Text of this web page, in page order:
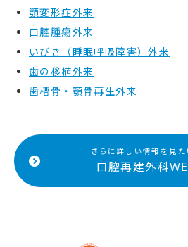
顎変形症外来
口腔腫瘍外来
いびき（睡眠呼吸障害）外来
歯の移植外来
歯槽骨・顎骨再生外来
さらに詳しい情報を見た
口腔再建外科